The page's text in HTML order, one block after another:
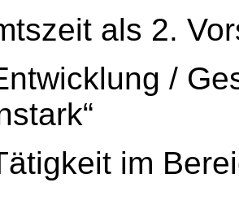
als 2.
/
im